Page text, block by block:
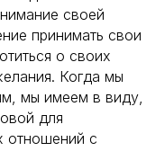
своей
принимать свои
о своих
Когда мы
мы имеем в виду,
для
отношений с